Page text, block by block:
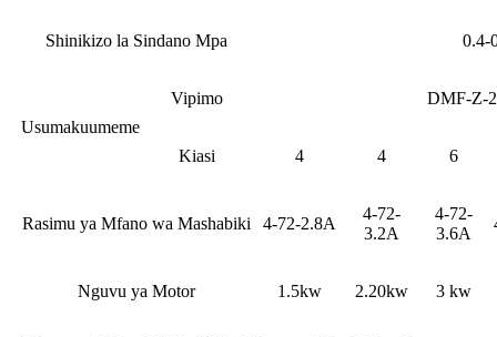
Shinikizo la Sindano Mpa 0.4-
Usumakuumeme
Vipimo DMF-Z-
Kiasi 4 4 6
Rasimu ya Mfano wa Mashabiki 4-72-2.8A
4-72-
3.2A
4-72-
3.6A
Nguvu ya Motor 1.5kw 2.20kw 3 kw